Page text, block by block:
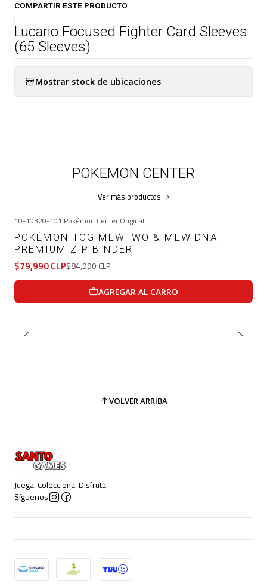
COMPARTIR ESTE PRODUCTO
|
Lucario Focused Fighter Card Sleeves
(65 Sleeves)
Mostrar stock de ubicaciones
POKEMON CENTER
Ver más productos
OFF
10-10320-101|Pokémon Center Original
POKÉMON TCG MEWTWO & MEW DNA
PREMIUM ZIP BINDER
$79,990 CLP$84,990 CLP
AGREGAR AL CARRO
VOLVER ARRIBA
Juega. Colecciona. Disfruta.
Síguenos